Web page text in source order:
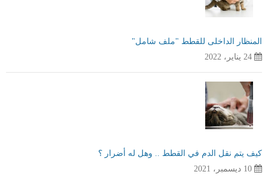
المنظار الداخلى للقطط "ملف شامل"
24 يناير، 2022
كيف يتم نقل الدم في القطط .. وهل له أضرار ؟
10 ديسمبر، 2021